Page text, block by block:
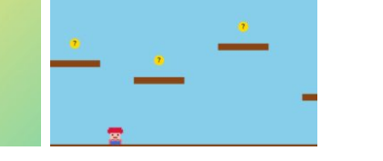
Aventura de fracciones